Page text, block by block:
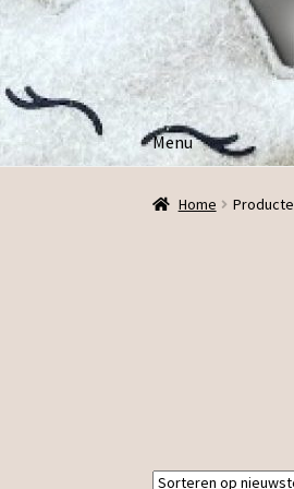
Ga
door
naar
navigatie
Ga
direct
naar
de
inhoud
Menu
Home